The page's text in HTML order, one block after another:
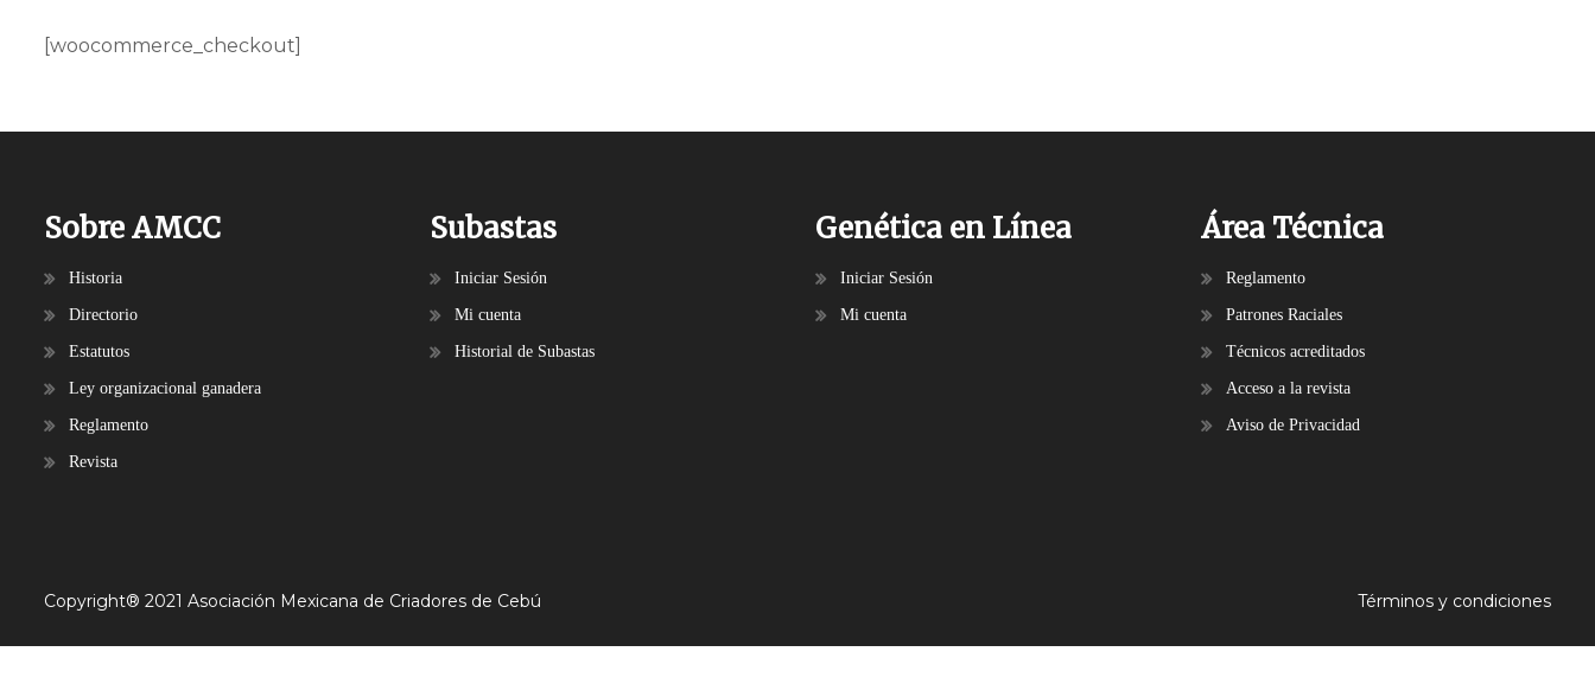
[woocommerce_checkout]
Sobre AMCC
Historia
Directorio
Estatutos
Ley organizacional ganadera
Reglamento
Revista
Subastas
Iniciar Sesión
Mi cuenta
Historial de Subastas
Genética en Línea
Iniciar Sesión
Mi cuenta
Área Técnica
Reglamento
Patrones Raciales
Técnicos acreditados
Acceso a la revista
Aviso de Privacidad
Copyright® 2021 Asociación Mexicana de Criadores de Cebú Términos y condiciones